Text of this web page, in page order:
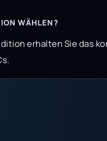
WÄHLEN?
erhalten Sie das